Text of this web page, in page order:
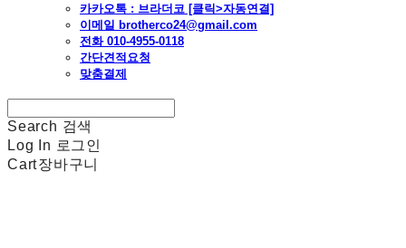
카카오톡 : 브라더코 [클릭>자동연결]
이메일 brotherco24@gmail.com
전화 010-4955-0118
간단견적요청
맞춤결제
Search 검색
Log In 로그인
Cart장바구니